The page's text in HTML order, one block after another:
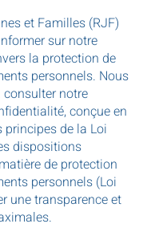
et Familles (RJF)
sur notre
la protection de
personnels. Nous
notre
conçue en
principes de la Loi
dispositions
de protection
personnels (Loi
une transparence et